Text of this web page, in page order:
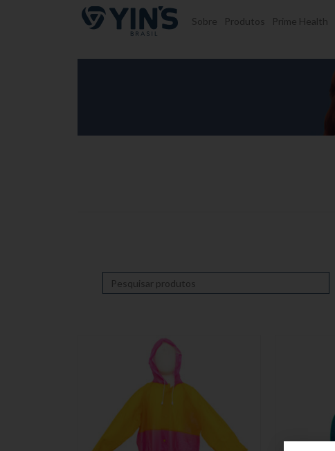
Pular para o conteúdo Sobre Produtos Prime Health